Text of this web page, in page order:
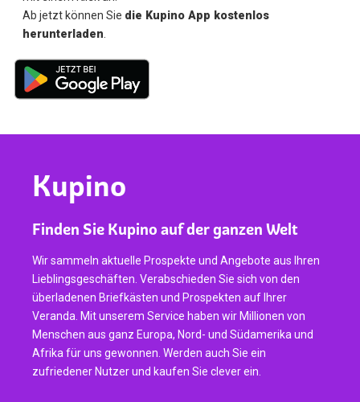
Ab jetzt können Sie die Kupino App kostenlos
herunterladen
Kupino
Finden Sie Kupino auf der ganzen Welt
Wir sammeln aktuelle Prospekte und Angebote aus Ihren
Lieblingsgeschäften. Verabschieden Sie sich von den
überladenen Briefkästen und Prospekten auf Ihrer
Veranda. Mit unserem Service haben wir Millionen von
Menschen aus ganz Europa, Nord- und Südamerika und
Afrika für uns gewonnen. Werden auch Sie ein
zufriedener Nutzer und kaufen Sie clever ein.